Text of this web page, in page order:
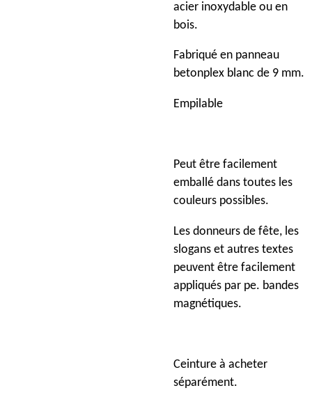
acier inoxydable ou en
bois.
Fabriqué en panneau
betonplex blanc de 9 mm.
Empilable
Peut être facilement
emballé dans toutes les
couleurs possibles.
Les donneurs de fête, les
slogans et autres textes
peuvent être facilement
appliqués par pe. bandes
magnétiques.
Ceinture à acheter
séparément.